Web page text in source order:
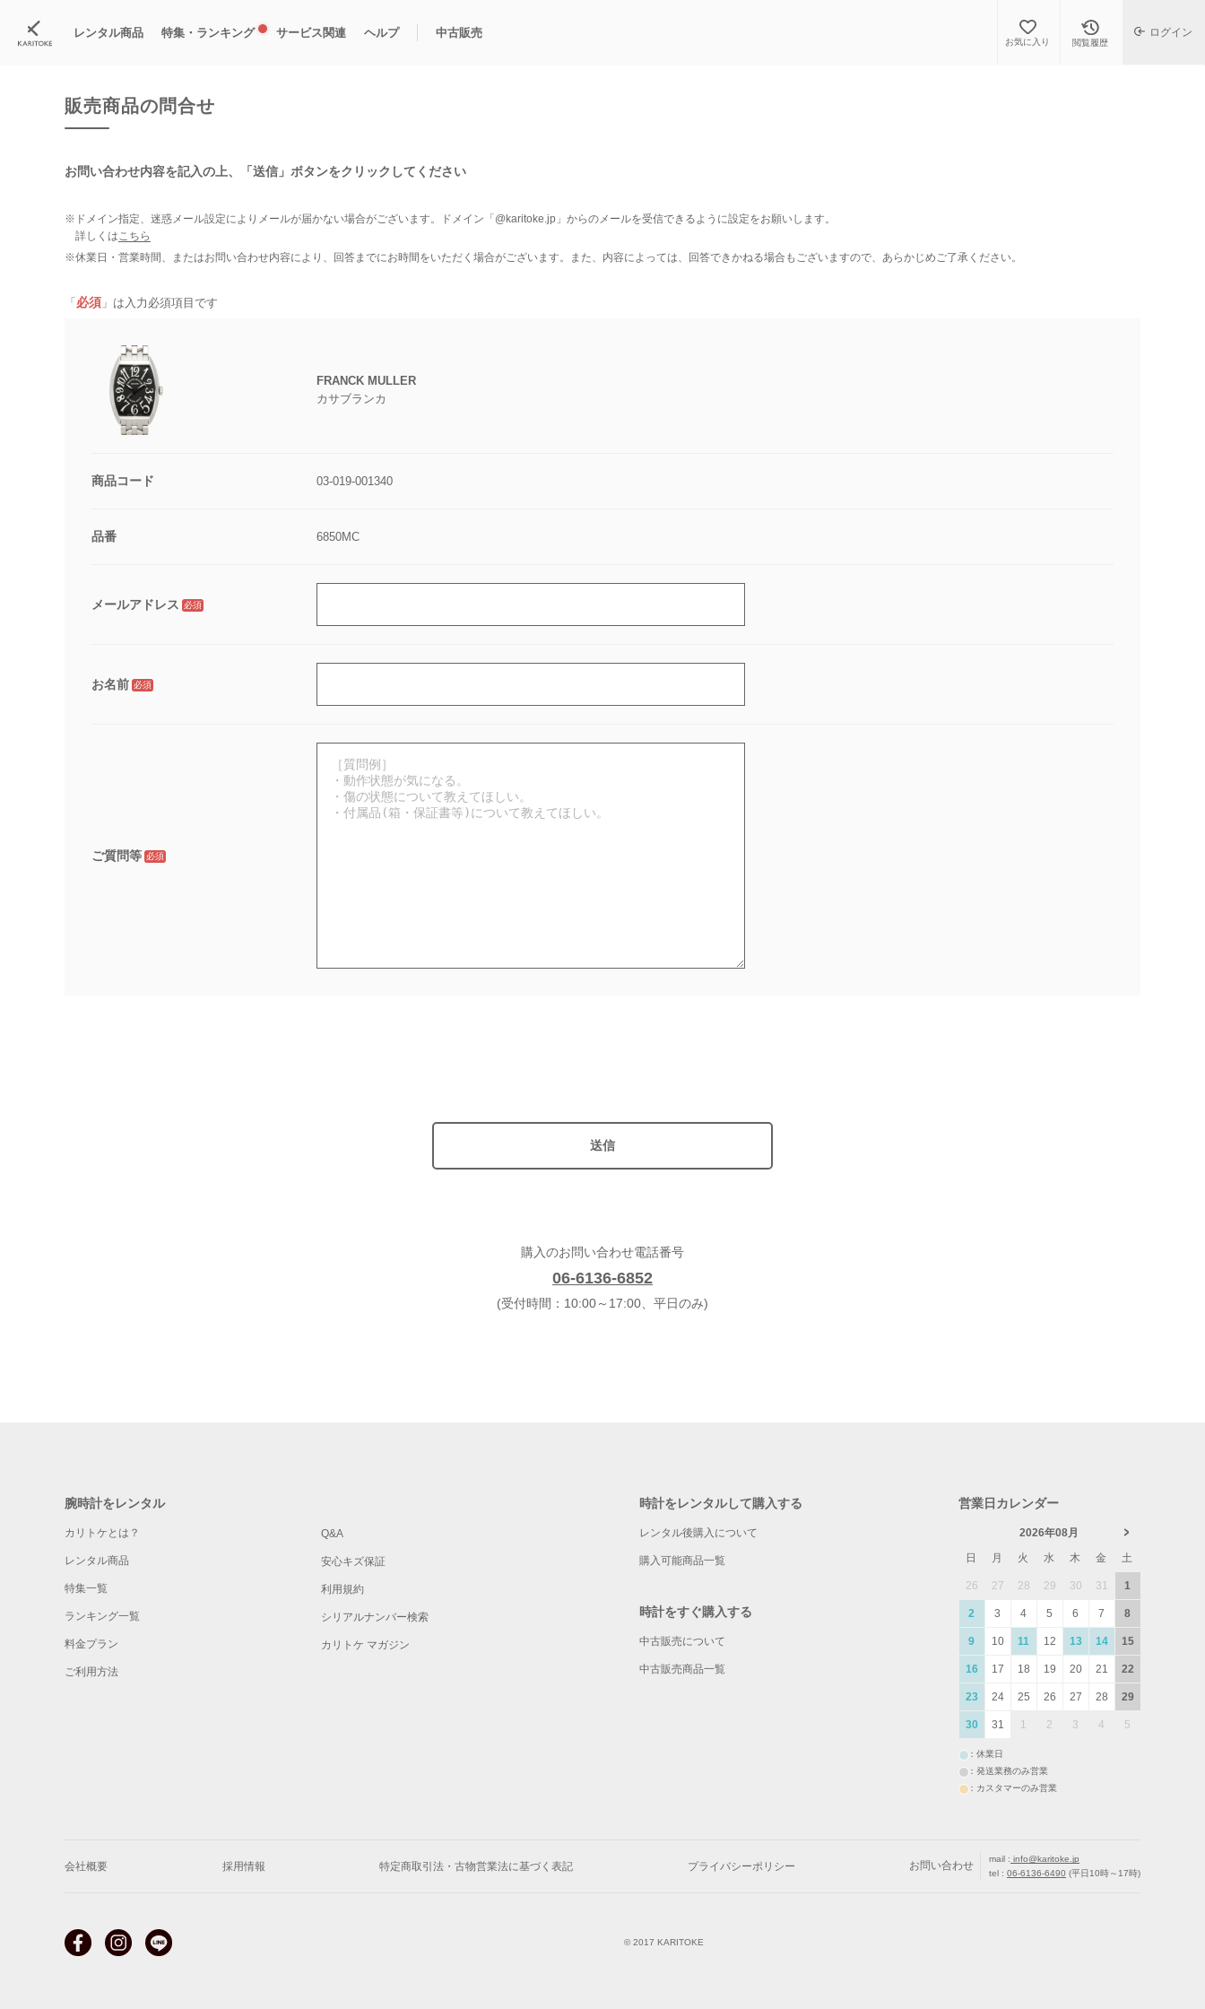
レンタル商品 特集・ランキング サービス関連 ヘルプ 中古販売
お気に入り 閲覧履歴
ログイン
販売商品の問合せ
お問い合わせ内容を記入の上、 「送信」ボタンをクリックしてください
※ドメイン指定、迷惑メール設定によりメールが届かない場合がございます。
ドメイン「@karitoke.jp」からのメールを受信できるように設定をお願いします。
詳しくはこちら
※休業日・営業時間、またはお問い合わせ内容により、回答までにお時間をいただく場合がございます。
また、内容によっては、回答できかねる場合もございますので、あらかじめご了承ください。
「 必須 」は入力必須項目です
FRANCK MULLER
カサブランカ
商品コード 03-019-001340
品番 6850MC
メールアドレス 必須
お名前 必須
ご質問等 必須
購入のお問い合わせ電話番号
06-6136-6852
(受付時間：10:00～17:00、平日のみ)
腕時計をレンタル
カリトケとは？
レンタル商品
特集一覧
ランキング一覧
料金プラン
ご利用方法
Q&A
安心キズ保証
利用規約
シリアルナンバー検索
カリトケ マガジン
時計をレンタルして購入する
レンタル後購入について
購入可能商品一覧
時計をすぐ購入する
中古販売について
中古販売商品一覧
営業日カレンダー
2026年08月
日
月 火 水 木 金 土
26 27 28 29 30 31 1
2 3 4 5 6 7 8
9 10 11 12 13 14 15
16 17 18 19 20 21 22
23 24 25 26 27 28 29
30 31 1 2 3 4 5
：休業日
：発送業務のみ営業
：カスタマーのみ営業
会社概要 採用情報 特定商取引法・古物営業法に基づく表記 プライバシーポリシー お問い合わせ
mail : info@karitoke.jp
tel : 06-6136-6490 (平日10時～17時)
© 2017 KARITOKE